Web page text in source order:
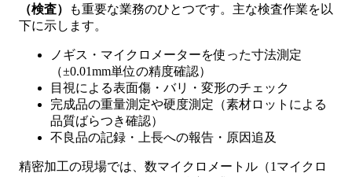
（検査）
も重要な業務のひとつです。主な検査作業を以
下に示します。
ノギス・マイクロメーターを使った寸法測定
（±0.01mm単位の精度確認）
目視による表面傷・バリ・変形のチェック
完成品の重量測定や硬度測定（素材ロットによる
品質ばらつき確認）
不良品の記録・上長への報告・原因追及
精密加工の現場では、数マイクロメートル（1マイクロ